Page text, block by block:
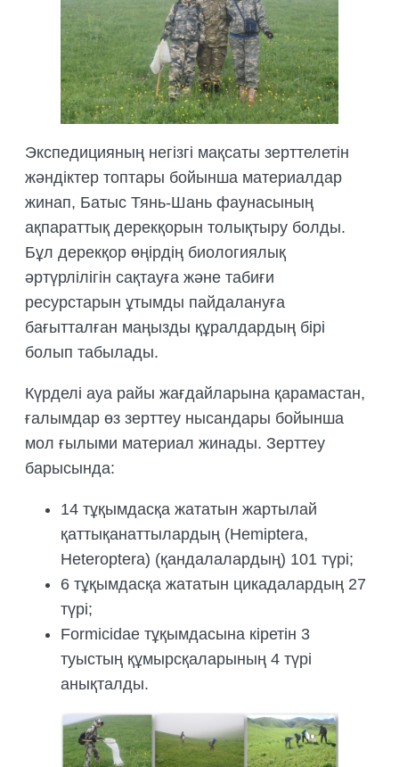
БИОЛОГИЯЛЫҚ НЕГІЗДЕМЕЛЕРДІ
ДАЙЫНДАУ
ТРЕНИНГТЕР МЕН СЕМИНАРЛАР,
ДАЛАЛЫҚ ЭКСКУРСИЯЛАР
ҰЙЫМДАСТЫРУ
ТАҒЫЛЫМДАМАЛАРДЫ
ҰЙЫМДАСТЫРУ
Экспедицияның негізгі мақсаты зерттелетін
жәндіктер топтары бойынша материалдар
жинап, Батыс Тянь-Шань фаунасының
ақпараттық дерекқорын толықтыру болды.
Бұл дерекқор өңірдің биологиялық
әртүрлілігін сақтауға және табиғи
ресурстарын ұтымды пайдалануға
бағытталған маңызды құралдардың бірі
болып табылады.
Күрделі ауа райы жағдайларына қарамастан,
ғалымдар өз зерттеу нысандары бойынша
мол ғылыми материал жинады. Зерттеу
барысында:
14 тұқымдасқа жататын жартылай
қаттықанаттылардың (Hemiptera,
Heteroptera) (қандалалардың) 101 түрі;
6 тұқымдасқа жататын цикадалардың 27
түрі;
Formicidae тұқымдасына кіретін 3
туыстың құмырсқаларының 4 түрі
анықталды.